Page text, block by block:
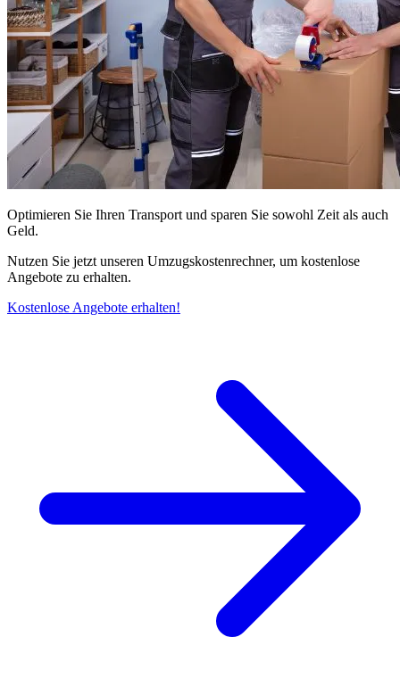
Optimieren Sie Ihren Transport und sparen Sie sowohl Zeit als auch
Geld.
Nutzen Sie jetzt unseren Umzugskostenrechner, um kostenlose
Angebote zu erhalten.
Kostenlose Angebote erhalten!